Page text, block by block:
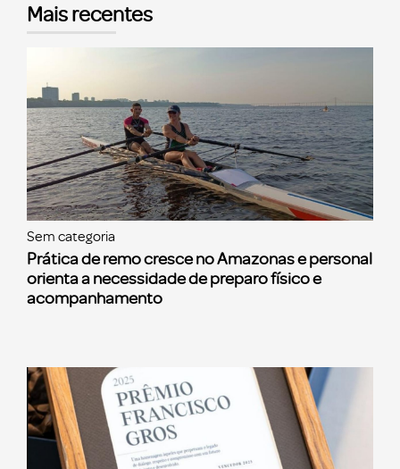
Mais recentes
Sem categoria
Prática de remo cresce no Amazonas e personal
orienta a necessidade de preparo físico e
acompanhamento